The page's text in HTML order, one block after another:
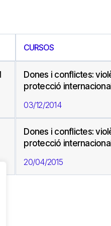
CURSOS
Dones i conflictes:
protecció internacional
03/12/2014
Dones i conflictes:
protecció
20/04/2015